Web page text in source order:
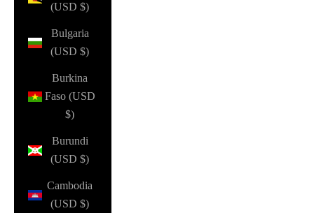
(USD $)
Bulgaria
(USD $)
Burkina
Faso (USD
$)
Burundi
(USD $)
Cambodia
(USD $)